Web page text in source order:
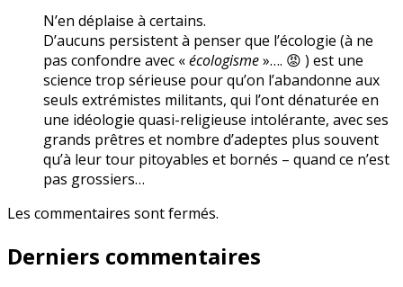
N’en déplaise à certains.
D’aucuns persistent à penser que l’écologie (à ne
pas confondre avec «écologisme»…. 😡 ) est une
science trop sérieuse pour qu’on l’abandonne aux
seuls extrémistes militants, qui l’ont dénaturée en
une idéologie quasi-religieuse intolérante, avec ses
grands prêtres et nombre d’adeptes plus souvent
qu’à leur tour pitoyables et bornés – quand ce n’est
pas grossiers…
Les commentaires sont fermés.
Derniers commentaires